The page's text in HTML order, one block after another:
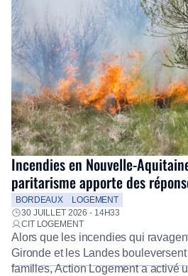
Incendies en Nouvelle-
paritarisme apporte des
salariés
BORDEAUX
LOGEMENT
30 JUILLET 2026 - 14H33
CIT LOGEMENT
Alors que les incendies qui
Gironde et les Landes
familles, Action Logement a activé